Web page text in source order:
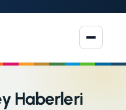
Menüyü aç
Haberleri